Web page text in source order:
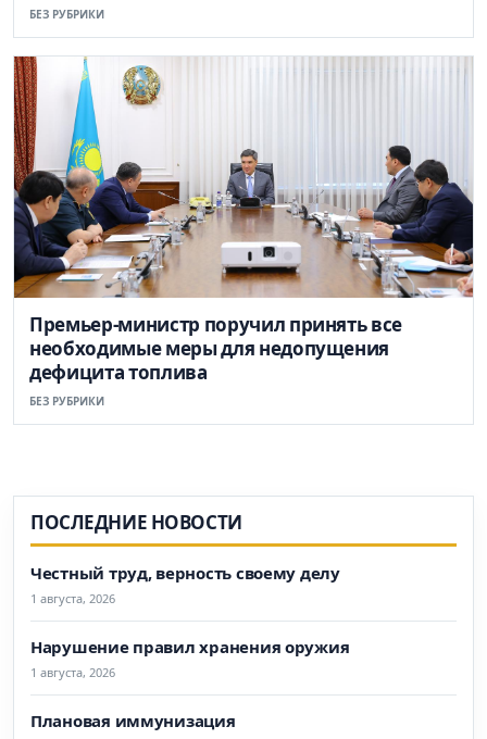
БЕЗ РУБРИКИ
Премьер-министр поручил принять все
необходимые меры для недопущения
дефицита топлива
БЕЗ РУБРИКИ
ПОСЛЕДНИЕ НОВОСТИ
Честный труд, верность своему делу
1 августа, 2026
Нарушение правил хранения оружия
1 августа, 2026
Плановая иммунизация